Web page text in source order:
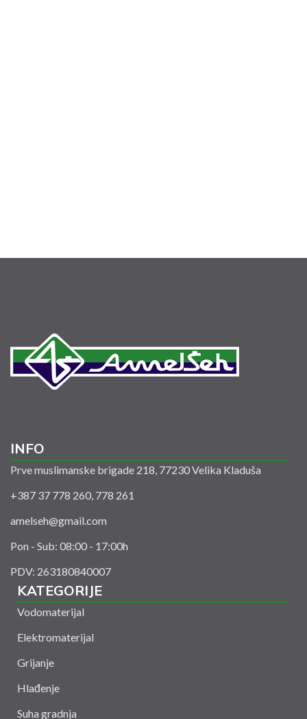
INFO
Prve muslimanske brigade 218, 77230 Velika Kladuša
+387 37 778 260, 778 261
amelseh@gmail.com
Pon - Sub: 08:00 - 17:00h
PDV: 263180840007
KATEGORIJE
Vodomaterijal
Elektromaterijal
Grijanje
Hlađenje
Suha gradnja